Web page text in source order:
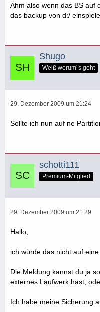
Ähm also wenn das BS auf
das backup von d:/
Shugo
Weiß worum´s geht
29. Dezember 2009 um 21:24
Sollte ich nun auf ne
schotti111
Premium-Mitglied
29. Dezember 2009 um 21:29
Hallo,
ich würde das nicht auf
Die Meldung kannst du ja
externes Laufwerk hast,
Ich habe meine Sicherung